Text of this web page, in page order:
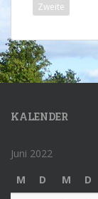
Zweite
KALENDER
Juni 2022
M
D M D